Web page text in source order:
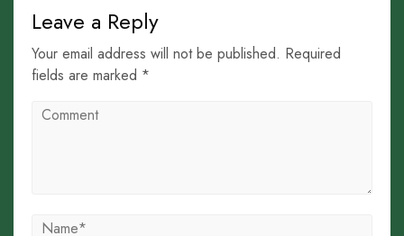
Leave a Reply
Your email address will not be published. Required
fields are marked *